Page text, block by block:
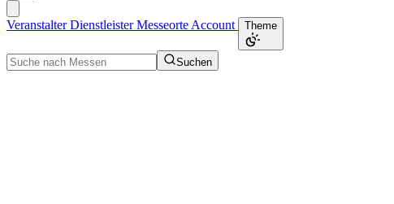
VeranstalterDienstleisterMesseorte Account Theme
Suchen